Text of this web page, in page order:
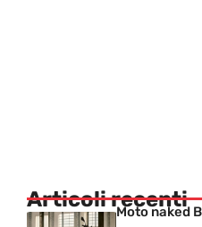
Articoli recenti
Moto naked